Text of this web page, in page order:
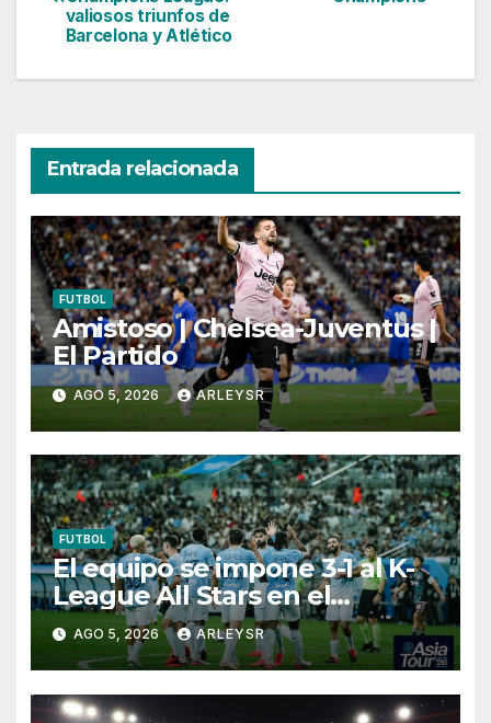
de
entradas
valiosos triunfos de
Barcelona y Atlético
Entrada relacionada
FUTBOL
Amistoso | Chelsea-Juventus |
El Partido
AGO 5, 2026 ARLEYSR
FUTBOL
El equipo se impone 3-1 al K-
League All Stars en el
segundo test preparatoria de
la pretemporada.
AGO 5, 2026 ARLEYSR